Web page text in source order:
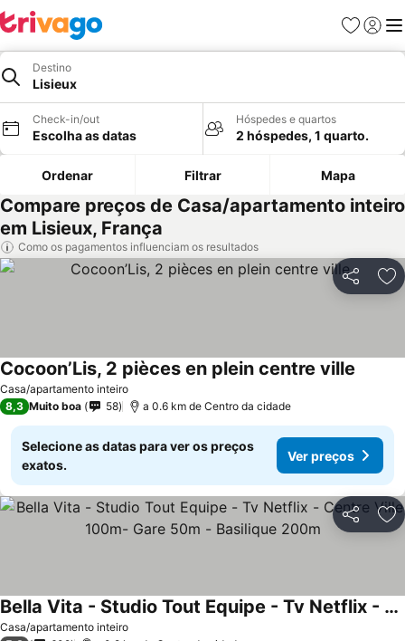
Favoritos
Iniciar
Destino
Lisieux
Check-in/out
Escolha as datas
Hóspedes e quartos
2 hóspedes, 1 quarto.
Ordenar Filtrar Mapa
Compare preços de Casa/apartamento inteiro
em Lisieux, França
Como os pagamentos influenciam os resultados
Partilhar
Casa/apartamento inteiro
Cocoon’Lis, 2 pièces en plein centre ville
8,3 Muito boa 58 a 0.6 km de Centro da cidade
Selecione as datas para ver os preços
exatos.
Ver preços
Partilhar
Casa/apartamento inteiro
Bella Vita - Studio Tout Equipe - Tv Netflix - Centre Ville 100m- Gare 50m - Basilique 200m
Ver preços